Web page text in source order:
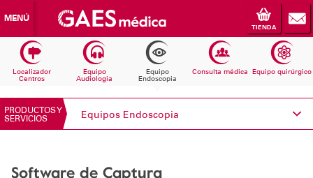
MENÚ
TIENDA
Localizador
Centros
Equipo
Audiologia
Equipo
Endoscopia
Consulta médica Equipo quirúrgico
PRODUCTOS Y
SERVICIOS
Equipos Endoscopia
Software de Captura